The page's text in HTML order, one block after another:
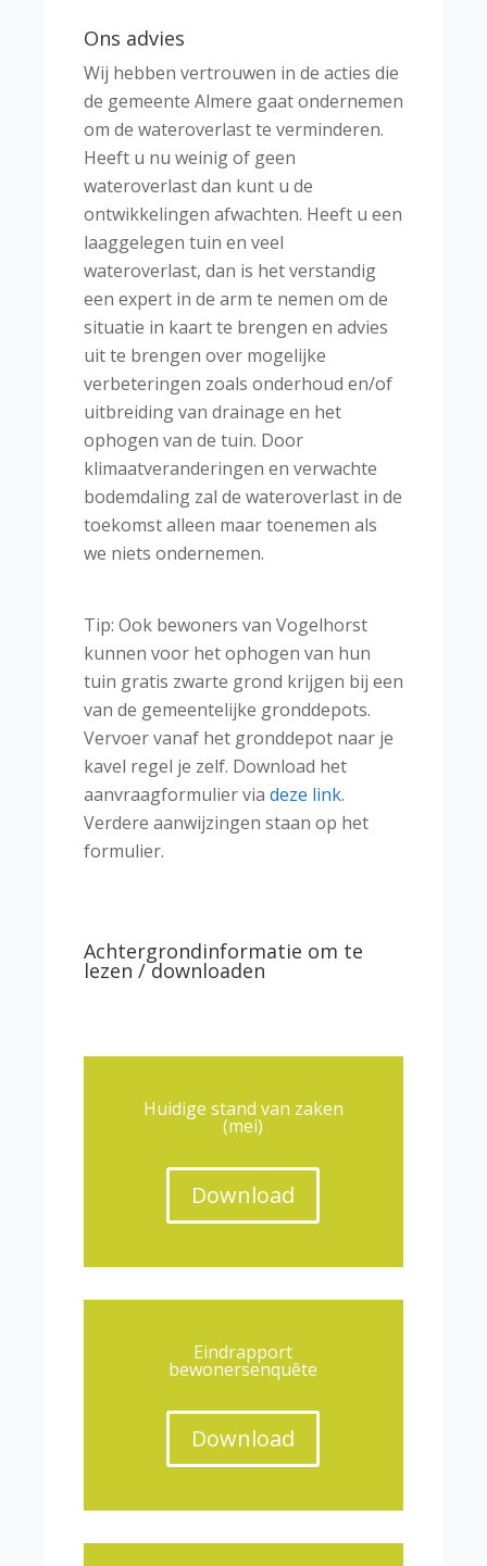
Ons advies
Wij hebben vertrouwen in de acties die
de gemeente Almere gaat ondernemen
om de wateroverlast te verminderen.
Heeft u nu weinig of geen
wateroverlast dan kunt u de
ontwikkelingen afwachten. Heeft u een
laaggelegen tuin en veel
wateroverlast, dan is het verstandig
een expert in de arm te nemen om de
situatie in kaart te brengen en advies
uit te brengen over mogelijke
verbeteringen zoals onderhoud en/of
uitbreiding van drainage en het
ophogen van de tuin. Door
klimaatveranderingen en verwachte
bodemdaling zal de wateroverlast in de
toekomst alleen maar toenemen als
we niets ondernemen.
Tip: Ook bewoners van Vogelhorst
kunnen voor het ophogen van hun
tuin gratis zwarte grond krijgen bij een
van de gemeentelijke gronddepots.
Vervoer vanaf het gronddepot naar je
kavel regel je zelf. Download het
aanvraagformulier via deze link.
Verdere aanwijzingen staan op het
formulier.
Achtergrondinformatie om te
lezen / downloaden
Huidige stand van zaken
(mei)
Download
Eindrapport
bewonersenquête
Download